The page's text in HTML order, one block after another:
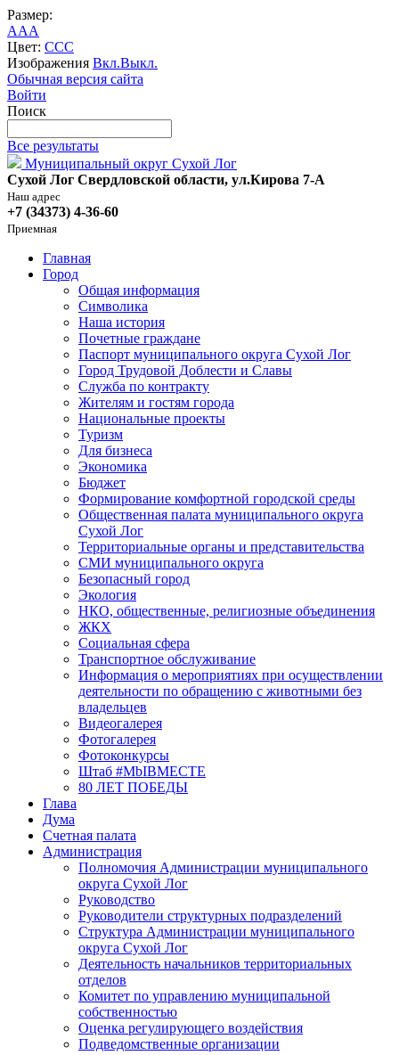
Размер:
AAA
Цвет: CCC
Изображения Вкл.Выкл.
Обычная версия сайта
Войти
Поиск
Все результаты
Муниципальный округ Сухой Лог
Сухой Лог Свердловской области, ул.Кирова 7-А
Наш адрес
+7 (34373) 4-36-60
Приемная
Главная
Город
Общая информация
Символика
Наша история
Почетные граждане
Паспорт муниципального округа Сухой Лог
Город Трудовой Доблести и Славы
Служба по контракту
Жителям и гостям города
Национальные проекты
Туризм
Для бизнеса
Экономика
Бюджет
Формирование комфортной городской среды
Общественная палата муниципального округа
Сухой Лог
Территориальные органы и представительства
СМИ муниципального округа
Безопасный город
Экология
НКО, общественные, религиозные объединения
ЖКХ
Социальная сфера
Транспортное обслуживание
Информация о мероприятиях при осуществлении
деятельности по обращению с животными без
владельцев
Видеогалерея
Фотогалерея
Фотоконкурсы
Штаб #MbIBMECTE
80 ЛЕТ ПОБЕДЫ
Глава
Дума
Счетная палата
Администрация
Полномочия Администрации муниципального
округа Сухой Лог
Руководство
Руководители структурных подразделений
Структура Администрации муниципального
округа Сухой Лог
Деятельность начальников территориальных
отделов
Комитет по управлению муниципальной
собственностью
Оценка регулирующего воздействия
Подведомственные организации